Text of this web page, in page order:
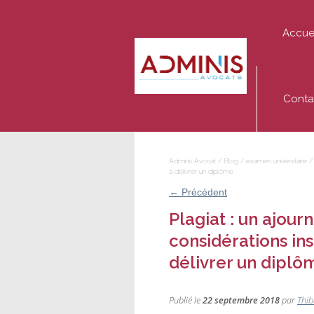
Adminis Avocat / Blog / examen universitaire /
à délivrer un diplôme
← Précédent
Plagiat : un
considérations
délivrer un
Publié le22 septembre 2018par